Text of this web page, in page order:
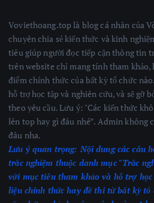
Voviethoang.top là blog cá nhân của
chuyên chia sẻ kiến thức và kinh
tiêu giúp người đọc tiếp cận thông tin
trên website chỉ mang tính tham khảo,
điểm chính thức của bất kỳ tổ chức
hỗ trợ học tập và nghiên cứu, và sẽ gỡ
theo yêu cầu. Lưu ý: "Các kiến thức
lên top hay gì đâu nhé”. Admin không
đâu nha.
Lưu ý quan trọng: Nội dung các câu
trắc nghiệm thuộc danh mục "Trắc
với mục tiêu tham khảo và hỗ trợ
liệu chính thức hay đề thi từ bất kỳ tổ